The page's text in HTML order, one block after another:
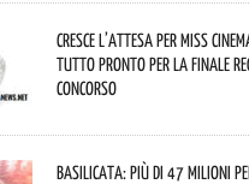
Cresce l’attesa per Miss
tutto pronto per la finale
concorso
Basilicata: più di 47 milioni